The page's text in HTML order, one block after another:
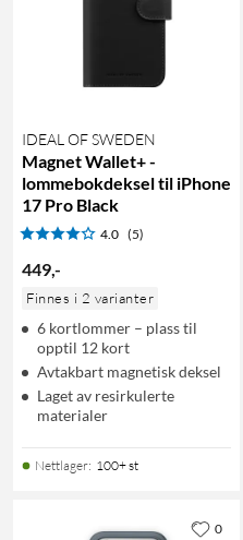
IDEAL OF SWEDEN
Magnet Wallet+ -
lommebokdeksel til iPhone
17 Pro Black
4.0 (5)
449,-
Finnes i 2 varianter
6 kortlommer – plass til
opptil 12 kort
Avtakbart magnetisk deksel
Laget av resirkulerte
materialer
Nettlager: 100+ st
0